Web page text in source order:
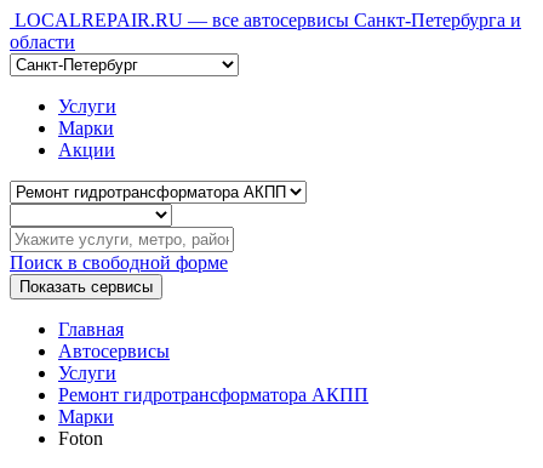
LOCALREPAIR.RU — все автосервисы Санкт-Петербурга и
области
Услуги
Марки
Акции
Поиск в свободной форме
Показать сервисы
Главная
Автосервисы
Услуги
Ремонт гидротрансформатора АКПП
Марки
Foton